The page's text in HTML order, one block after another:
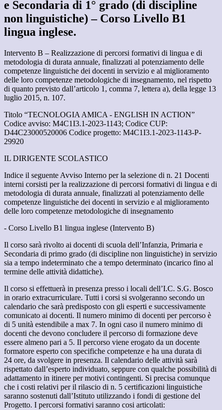
e Secondaria di 1° grado (di discipline
non linguistiche) – Corso Livello B1
lingua inglese.
Intervento B – Realizzazione di percorsi formativi di lingua e di
metodologia di durata annuale, finalizzati al potenziamento delle
competenze linguistiche dei docenti in servizio e al miglioramento
delle loro competenze metodologiche di insegnamento, nel rispetto
di quanto previsto dall’articolo 1, comma 7, lettera a), della legge 13
luglio 2015, n. 107.
Titolo “TECNOLOGIA AMICA - ENGLISH IN ACTION”
Codice avviso: M4C1I3.1-2023-1143; Codice CUP:
D44C23000520006 Codice progetto: M4C1I3.1-2023-1143-P-
29920
IL DIRIGENTE SCOLASTICO
Indice il seguente Avviso Interno per la selezione di n. 21 Docenti
interni corsisti per la realizzazione di percorsi formativi di lingua e di
metodologia di durata annuale, finalizzati al potenziamento delle
competenze linguistiche dei docenti in servizio e al miglioramento
delle loro competenze metodologiche di insegnamento
- Corso Livello B1 lingua inglese (Intervento B)
Il corso sarà rivolto ai docenti di scuola dell’Infanzia, Primaria e
Secondaria di primo grado (di discipline non linguistiche) in servizio
sia a tempo indeterminato che a tempo determinato (incarico fino al
termine delle attività didattiche).
Il corso si effettuerà in presenza presso i locali dell’I.C. S.G. Bosco
in orario extracurriculare. Tutti i corsi si svolgeranno secondo un
calendario che sarà predisposto con gli esperti e successivamente
comunicato ai docenti. Il numero minimo di docenti per percorso è
di 5 unità estendibile a max 7. In ogni caso il numero minimo di
docenti che devono concludere il percorso di formazione deve
essere almeno pari a 5. Il percorso viene erogato da un docente
formatore esperto con specifiche competenze e ha una durata di
24 ore, da svolgere in presenza. Il calendario delle attività sarà
rispettato dall’esperto individuato, seppure con qualche possibilità di
adattamento in itinere per motivi contingenti. Si precisa comunque
che i costi relativi per il rilascio di n. 5 certificazioni linguistiche
saranno sostenuti dall’Istituto utilizzando i fondi di gestione del
Progetto. I percorsi formativi saranno cosi articolati: